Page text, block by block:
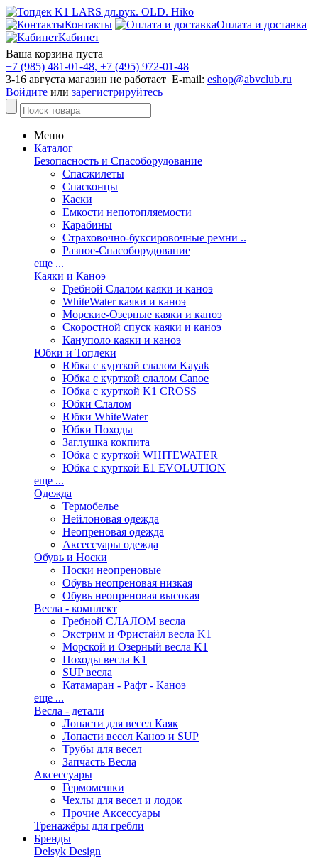
Контакты
Оплата и доставка
Кабинет
Ваша корзина пуста
+7 (985) 481-01-48, +7 (495) 972-01-48
3-16 августа магазин не работает E-mail: eshop@abvclub.ru
Войдите или зарегистрируйтесь
Меню
Каталог
Безопасность и Спасоборудование
Спасжилеты
Спасконцы
Каски
Емкости непотопляемости
Карабины
Страховочно-буксировочные ремни ..
Разное-Спасоборудование
еще ...
Каяки и Каноэ
Гребной Слалом каяки и каноэ
WhiteWater каяки и каноэ
Морские-Озерные каяки и каноэ
Скоростной спуск каяки и каноэ
Кануполо каяки и каноэ
Юбки и Топдеки
Юбка с курткой слалом Kayak
Юбка с курткой слалом Canoe
Юбка с курткой K1 CROSS
Юбки Слалом
Юбки WhiteWater
Юбки Походы
Заглушка кокпита
Юбка с курткой WHITEWATER
Юбка с курткой E1 EVOLUTION
еще ...
Одежда
Термобелье
Нейлоновая одежда
Неопреновая одежда
Аксессуары одежда
Обувь и Носки
Носки неопреновые
Обувь неопреновая низкая
Обувь неопреновая высокая
Весла - комплект
Гребной СЛАЛОМ весла
Экстрим и Фристайл весла K1
Морской и Озерный весла K1
Походы весла K1
SUP весла
Катамаран - Рафт - Каноэ
еще ...
Весла - детали
Лопасти для весел Каяк
Лопасти весел Каноэ и SUP
Трубы для весел
Запчасть Весла
Аксессуары
Гермомешки
Чехлы для весел и лодок
Прочие Аксессуары
Тренажёры для гребли
Бренды
Delsyk Design